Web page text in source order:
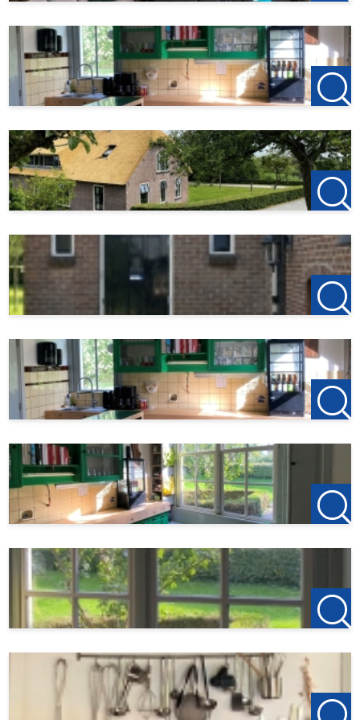
Huurprijs € 1.950,00 per maand
Vast bedrag € 250,00 per maand voor
gas/water/licht/internet/tv
Compleet gemeubileerd
woningdelers)
Er staat een heerlijke tuin/boomgaard tot je beschikking
Genoeg parkeerruimte
10 minuten fietsen naar Oudewater met vele leuke
Roken in de woning is niet toegestaan
Huisdieren in overleg
Borg 1 maand huur